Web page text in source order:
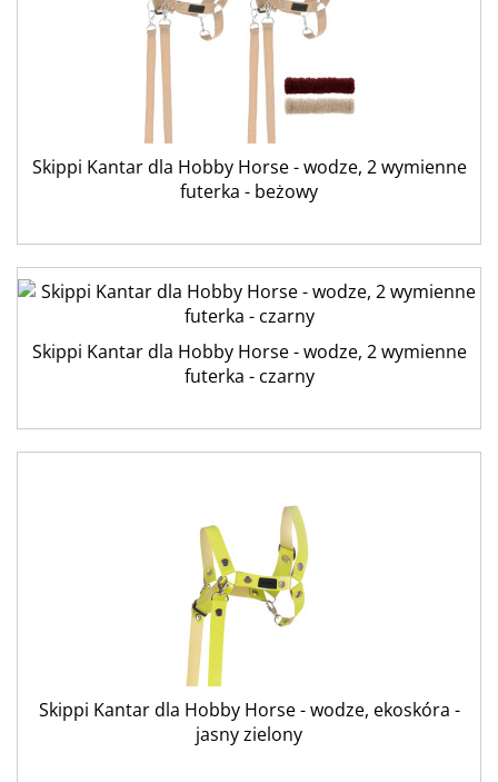
Skippi Kantar dla Hobby Horse - wodze, 2 wymienne
futerka - beżowy
Skippi Kantar dla Hobby Horse - wodze, 2 wymienne
futerka - czarny
Skippi Kantar dla Hobby Horse - wodze, ekoskóra -
jasny zielony